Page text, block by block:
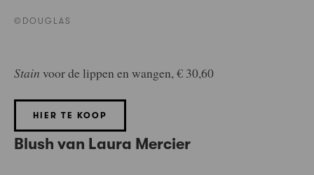
©DOUGLAS
Stain voor de lippen en wangen, € 30,60
HIER TE KOOP
Blush van Laura Mercier